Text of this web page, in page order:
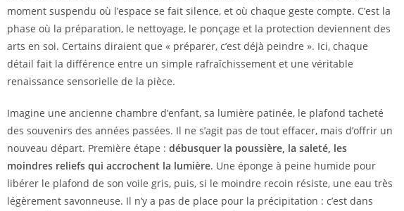
moment suspendu où l’espace se fait silence, et où chaque geste compte. C’est la
phase où la préparation, le nettoyage, le ponçage et la protection deviennent des
arts en soi. Certains diraient que « préparer, c’est déjà peindre ». Ici, chaque
détail fait la différence entre un simple rafraîchissement et une véritable
renaissance sensorielle de la pièce.
Imagine une ancienne chambre d’enfant, sa lumière patinée, le plafond tacheté
des souvenirs des années passées. Il ne s’agit pas de tout effacer, mais d’offrir un
nouveau départ. Première étape : débusquer la poussière, la saleté, les
moindres reliefs qui accrochent la lumière. Une éponge à peine humide pour
libérer le plafond de son voile gris, puis, si le moindre recoin résiste, une eau très
légèrement savonneuse. Il n’y a pas de place pour la précipitation : c’est dans